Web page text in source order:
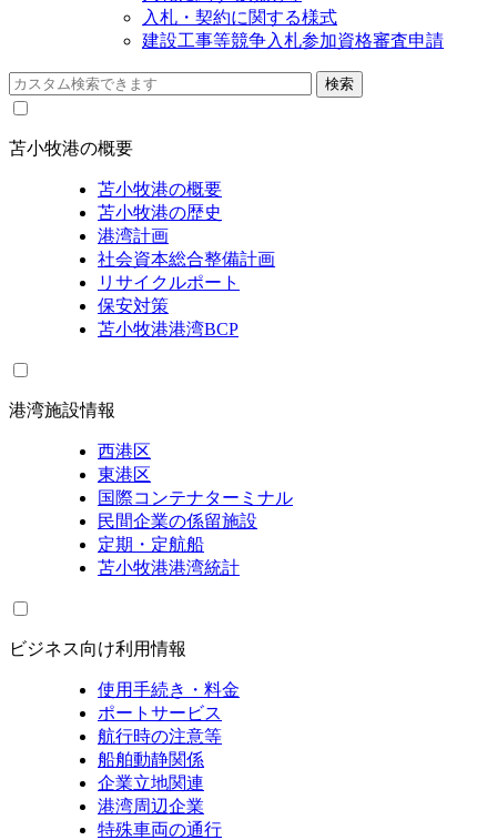
入札・契約に関する様式
建設工事等競争入札参加資格審査申請
苫小牧港の概要
苫小牧港の概要
苫小牧港の歴史
港湾計画
社会資本総合整備計画
リサイクルポート
保安対策
苫小牧港港湾BCP
港湾施設情報
西港区
東港区
国際コンテナターミナル
民間企業の係留施設
定期・定航船
苫小牧港港湾統計
ビジネス向け利用情報
使用手続き・料金
ポートサービス
航行時の注意等
船舶動静関係
企業立地関連
港湾周辺企業
特殊車両の通行